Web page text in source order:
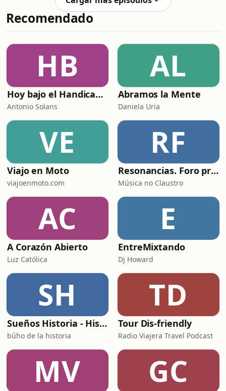
-6050810/support.
Recomendado
HB
Hoy bajo el Handicap | Podcast de Golf
Antonio Solans
AL
Abramos la Mente
Daniela Uria
VE
Viajo en Moto
viajoenmoto.com
RF
Resonancias. Foro profesional de instrumentos musicais
Música no Claustro
AC
A Corazón Abierto
Luz Católica
E
EntreMixtando
Dj Howard
SH
Sueños Historia - Histórico Podcast de historia relajada para dormir
búho de la historia
TD
Tour Dis-friendly
Radio Viajera Travel Podcast
MV GC